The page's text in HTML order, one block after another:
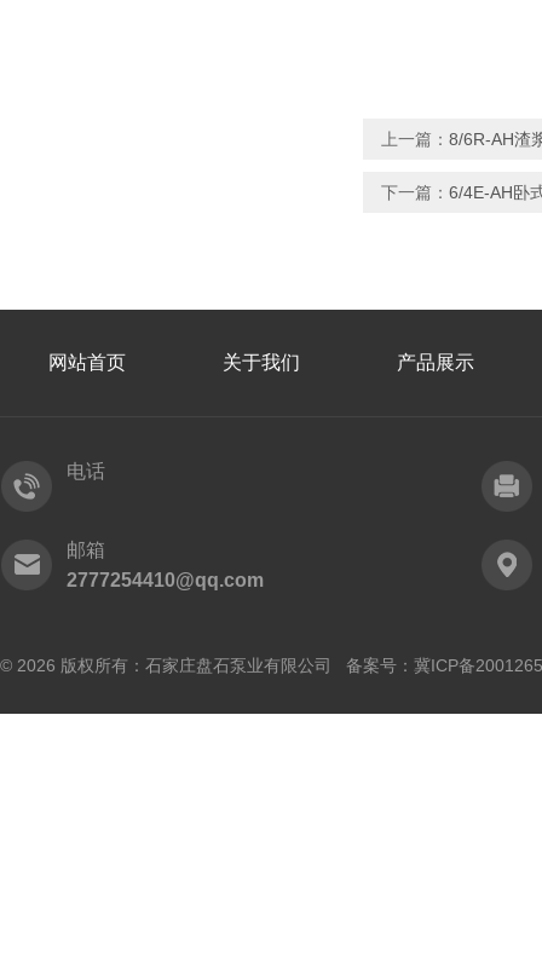
上一篇： 8/6R-AH渣
下一篇： 6/4E-AH卧
网站首页 关于我们 产品展示
电话
邮箱
2777254410@qq.com
© 2026 版权所有：石家庄盘石泵业有限公司 备案号： 冀ICP备